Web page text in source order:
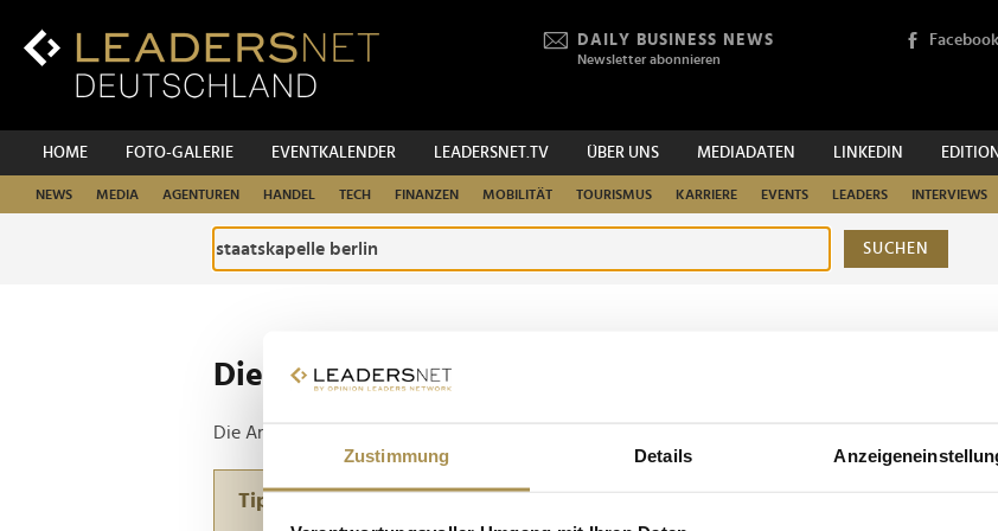
Zustimmung Details
Inhalt
DAILY BUSINESS NEWS
Newsletter abonnieren
Facebook
HOME FOTO-GALERIE EVENTKALENDER LEADERSNET.TV ÜBER UNS MEDIADATEN LINKEDIN
NEWS MEDIA AGENTUREN HANDEL TECH FINANZEN MOBILITÄT TOURISMUS KARRIERE EVENTS LEADERS INTERVIEWS
SUCHEN
Die ganze Website durchsuchen
Die Anfrage ergab 1 Treffer.
Tipp